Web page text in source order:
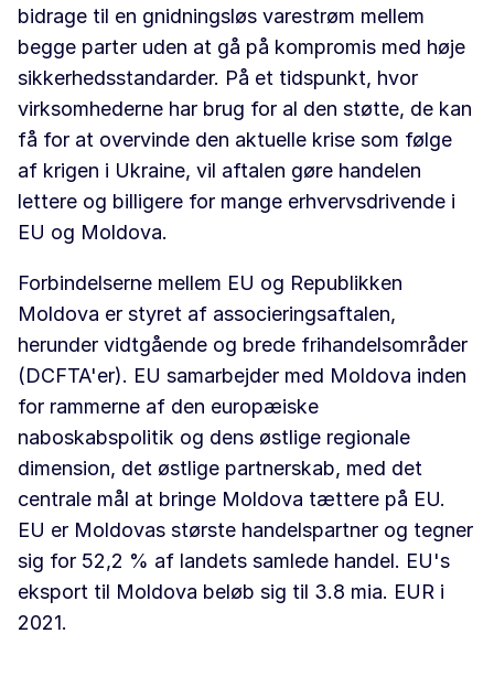
bidrage til en gnidningsløs varestrøm mellem
begge parter uden at gå på kompromis med høje
sikkerhedsstandarder. På et tidspunkt, hvor
virksomhederne har brug for al den støtte, de kan
få for at overvinde den aktuelle krise som følge
af krigen i Ukraine, vil aftalen gøre handelen
lettere og billigere for mange erhvervsdrivende i
EU og Moldova.
Forbindelserne mellem EU og Republikken
Moldova er styret af associeringsaftalen,
herunder vidtgående og brede frihandelsområder
(DCFTA'er). EU samarbejder med Moldova inden
for rammerne af den europæiske
naboskabspolitik og dens østlige regionale
dimension, det østlige partnerskab, med det
centrale mål at bringe Moldova tættere på EU.
EU er Moldovas største handelspartner og tegner
sig for 52,2 % af landets samlede handel. EU's
eksport til Moldova beløb sig til 3.8 mia. EUR i
2021.